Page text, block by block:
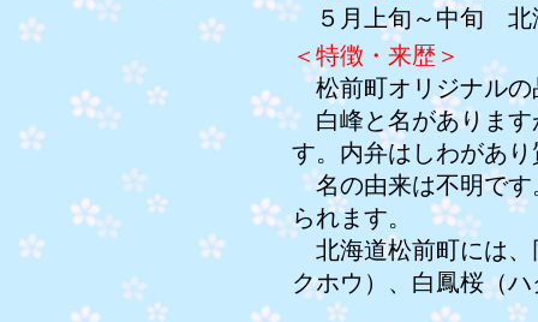
５月上旬～中旬 北
＜特徴・来歴＞
松前町オリジナルの
白峰と名があります
す。内弁はしわがあ
名の由来は不明です
られます。
北海道松前町には、
クホウ）、白鳳桜（